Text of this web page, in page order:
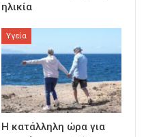
ηλικία
Υγεία
Η κατάλληλη ώρα για